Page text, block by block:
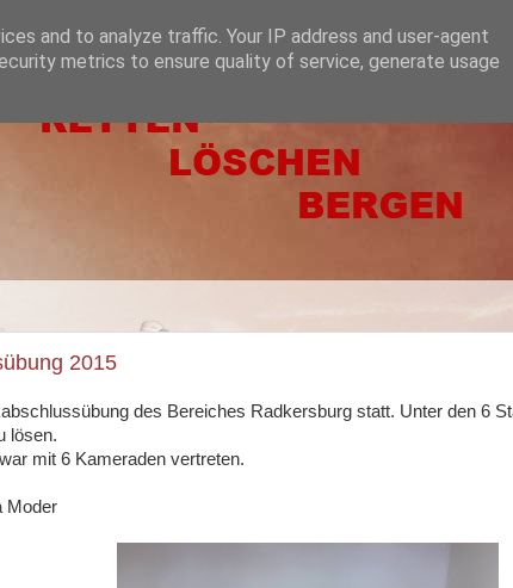
2015
des Bereiches Radkersburg statt. Unter den 6
lösen.
mit 6 Kameraden vertreten.
Moder
and to analyze traffic. Your IP address and user-agent
metrics to ensure quality of service, generate usage